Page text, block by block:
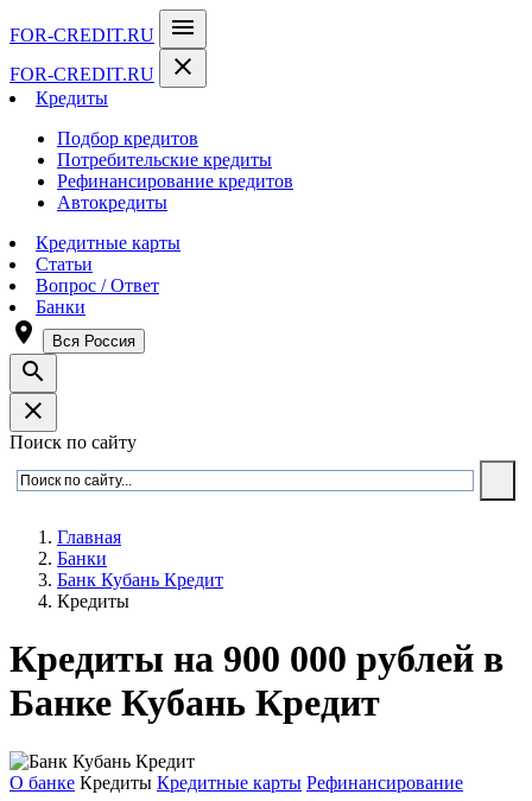
FOR-CREDIT.RU menu
FOR-CREDIT.RU close
Кредиты
Подбор кредитов
Потребительские кредиты
Рефинансирование кредитов
Автокредиты
Кредитные карты
Статьи
Вопрос / Ответ
Банки
room Вся Россия
search
close
Поиск по сайту
Главная
Банки
Банк Кубань Кредит
Кредиты
Кредиты на 900 000 рублей в
Банке Кубань Кредит
О банке Кредиты Кредитные карты Рефинансирование